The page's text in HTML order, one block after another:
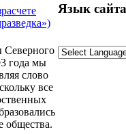
Северного
года мы
слово
все
общества.
Язык